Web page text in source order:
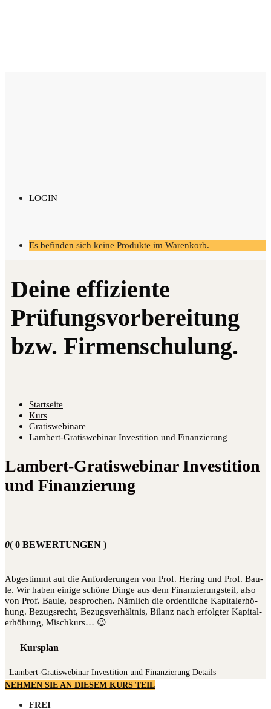
LOGIN
Es befinden sich keine Produkte im Warenkorb.
Startseite
Kurs
Gratiswebinare
Lambert-Gratiswebinar Investition und Finanzierung
Lambert-Gratiswebinar Investition
und Finanzierung
0( 0 BEWERTUNGEN )
Abge­stimmt auf die Anfor­de­run­gen von Prof. Hering und Prof. Bau­
le. Wir haben eini­ge schö­ne Din­ge aus dem Finan­zie­rungs­teil, also
von Prof. Bau­le, bespro­chen. Näm­lich die ordent­li­che Kapi­tal­erhö­
hung. Bezugs­recht, Bezugs­ver­hält­nis, Bilanz nach erfolg­ter Kapi­tal­
erhö­hung, Mischkurs… 😉
Kursplan
Lam­bert-Gra­tis­web­i­nar Inves­ti­ti­on und Finanzierung Details
NEHMEN SIE AN DIESEM KURS TEIL
FREI